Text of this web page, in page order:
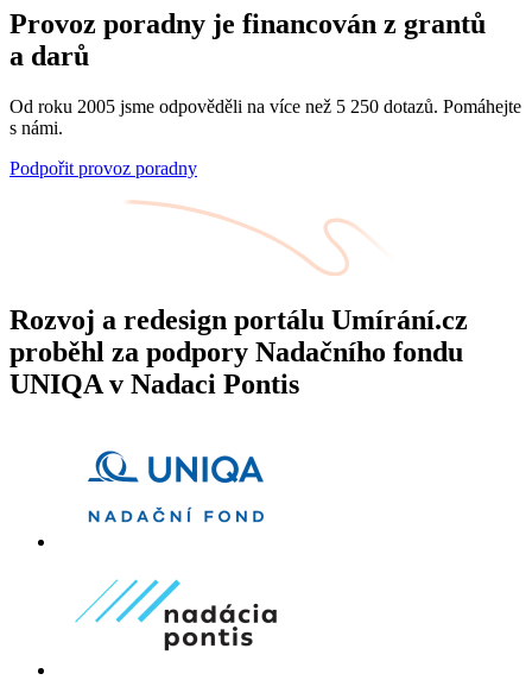
Provoz poradny je financován z grantů
a darů
Od roku 2005 jsme odpověděli na více než 5 250 dotazů. Pomáhejte
s námi.
Podpořit provoz poradny
Rozvoj a redesign portálu Umírání.cz
proběhl za podpory Nadačního fondu
UNIQA v Nadaci Pontis